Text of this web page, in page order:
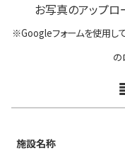
お写真のアップロ
※Googleフォームを使用し
の
施設名称